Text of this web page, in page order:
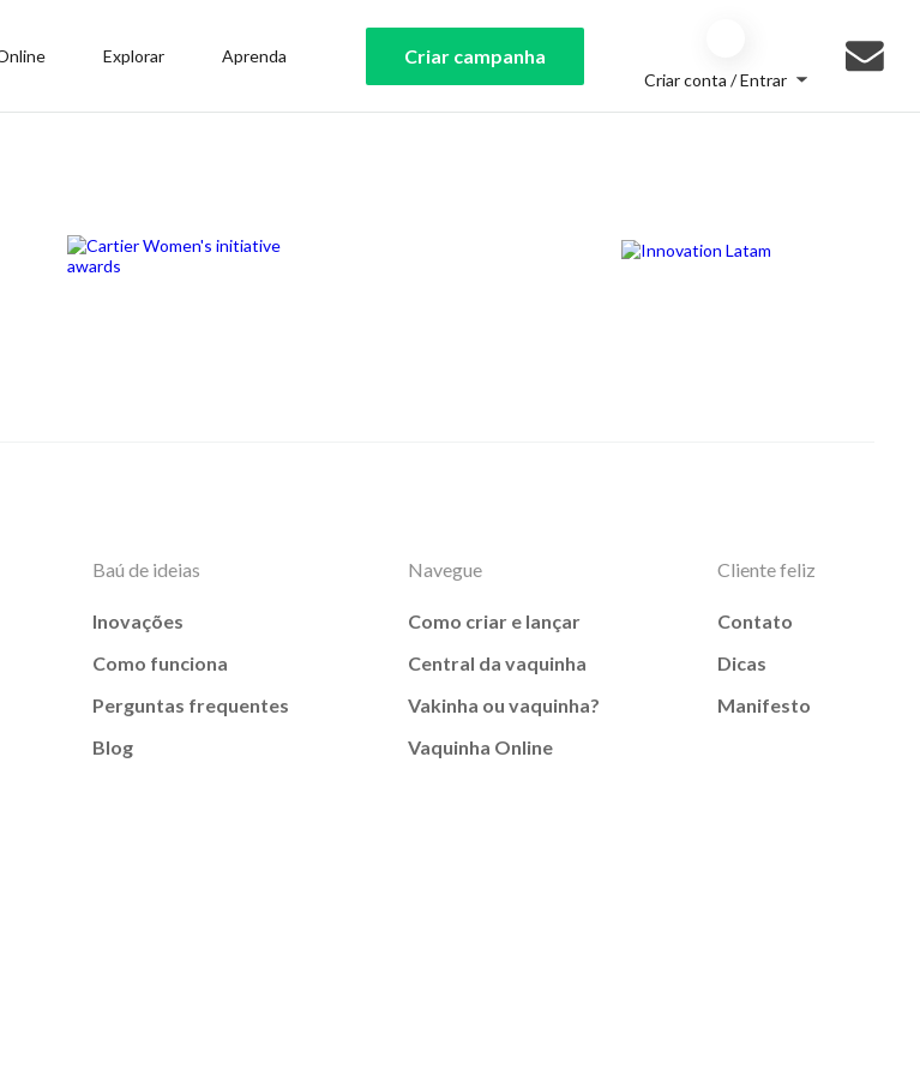
Explorar Aprenda Criar campanha
Criar conta / Entrar
Baú de ideias
Inovações
Como funciona
Perguntas frequentes
Blog
Navegue
Como criar e lançar
Central da vaquinha
Vakinha ou vaquinha?
Vaquinha Online
Cliente feliz
Contato
Dicas
Manifesto